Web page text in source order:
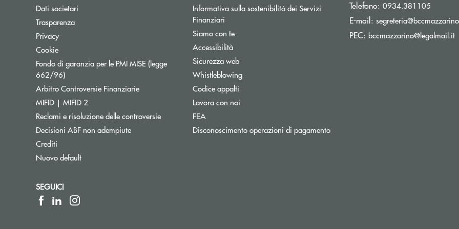
Dati societari
Trasparenza
Privacy
Cookie
Fondo di garanzia per le PMI MISE (legge
662/96)Apre una nuova finestra
Arbitro Controversie FinanziarieApre una nuova finestra
MIFID | MIFID 2
Reclami e risoluzione delle controversie
Decisioni ABF non adempiute
Crediti
Nuovo default
Informativa sulla sostenibilità dei Servizi
Finanziari
Siamo con te
Accessibilità
Sicurezza web
Whistleblowing
Codice appalti
Lavora con noi
FEA
Disconoscimento operazioni di pagamento
Telefono: 0934.381105
E-mail:
PEC: bccmazzarino@legalmail.it
SEGUICI